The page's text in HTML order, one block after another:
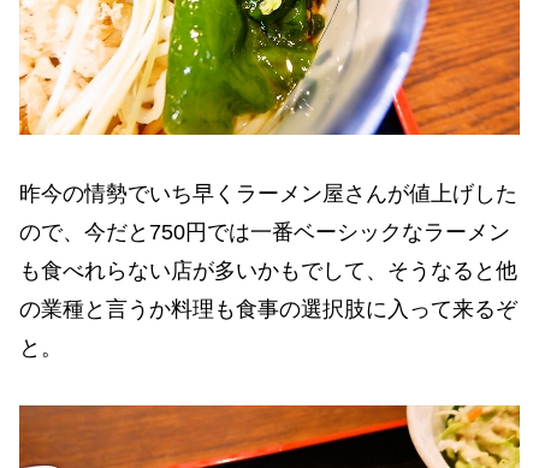
昨今の情勢でいち早くラーメン屋さんが値上げした
ので、今だと750円では一番ベーシックなラーメン
も食べれらない店が多いかもでして、そうなると他
の業種と言うか料理も食事の選択肢に入って来るぞ
と。